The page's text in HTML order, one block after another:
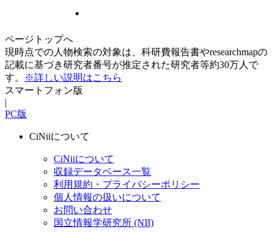
ページトップへ
現時点での人物検索の対象は、科研費報告書やresearchmapの
記載に基づき研究者番号が推定された研究者等約30万人で
す。
※詳しい説明はこちら
スマートフォン版
|
PC版
CiNiiについて
CiNiiについて
収録データベース一覧
利用規約・プライバシーポリシー
個人情報の扱いについて
お問い合わせ
国立情報学研究所 (NII)